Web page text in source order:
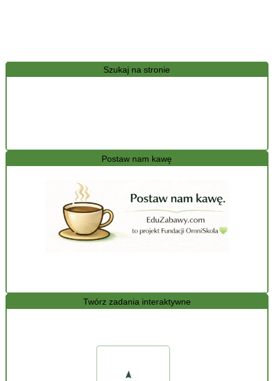
Szukaj na stronie
Postaw nam kawę
Twórz zadania interaktywne